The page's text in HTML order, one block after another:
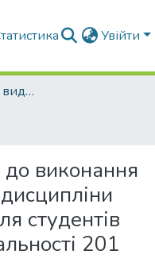
Увійти
Навчальні та наукові видання
до виконання
студентів
201